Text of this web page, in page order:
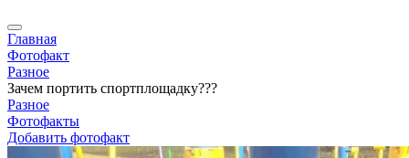
Главная
Фотофакт
Разное
Зачем портить спортплощадку???
Разное
Фотофакты
Добавить фотофакт